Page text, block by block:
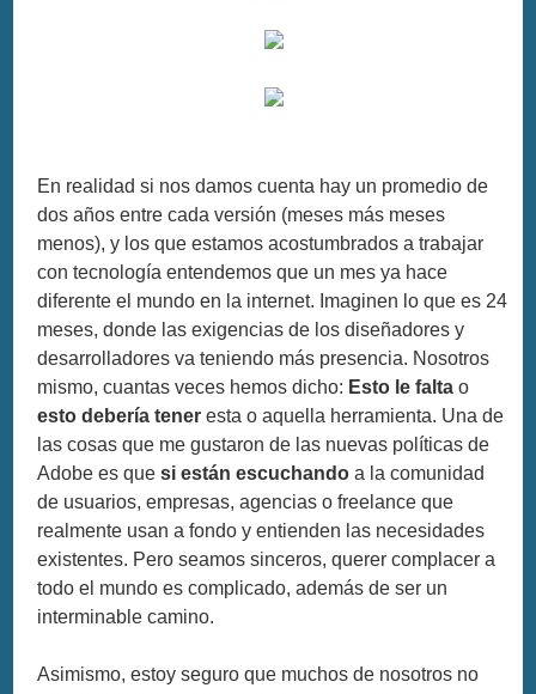
En realidad si nos damos cuenta hay un promedio de
dos años entre cada versión (meses más meses
menos), y los que estamos acostumbrados a trabajar
con tecnología entendemos que un mes ya hace
diferente el mundo en la internet. Imaginen lo que es 24
meses, donde las exigencias de los diseñadores y
desarrolladores va teniendo más presencia. Nosotros
mismo, cuantas veces hemos dicho: Esto le falta o
esto debería tener esta o aquella herramienta. Una de
las cosas que me gustaron de las nuevas políticas de
Adobe es quesi están escuchando a la comunidad
de usuarios, empresas, agencias o freelance que
realmente usan a fondo y entienden las necesidades
existentes. Pero seamos sinceros, querer complacer a
todo el mundo es complicado, además de ser un
interminable camino.
Asimismo, estoy seguro que muchos de nosotros no